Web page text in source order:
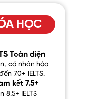
HỌC
Toàn diện
cá nhân hóa
7.0+ IELTS.
kết 7.5+
8.5+ IELTS